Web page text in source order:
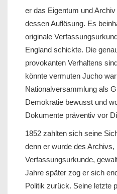
er das Eigentum und
dessen Auflösung. Es
originale
England schickte. Die
provokanten Verhaltens
könnte vermuten Jucho
Nationalversammlung als
Demokratie bewusst und
Dokumente präventiv vor
1852 zahlten sich seine
denn er wurde des Archivs,
Verfassungsurkunde,
Jahre später zog er sich
Politik zurück. Seine letzte